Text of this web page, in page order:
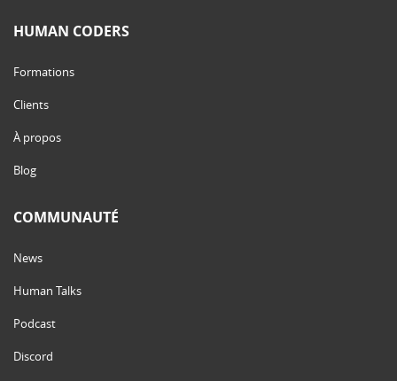
HUMAN CODERS
Formations
Clients
À propos
Blog
COMMUNAUTÉ
News
Human Talks
Podcast
Discord